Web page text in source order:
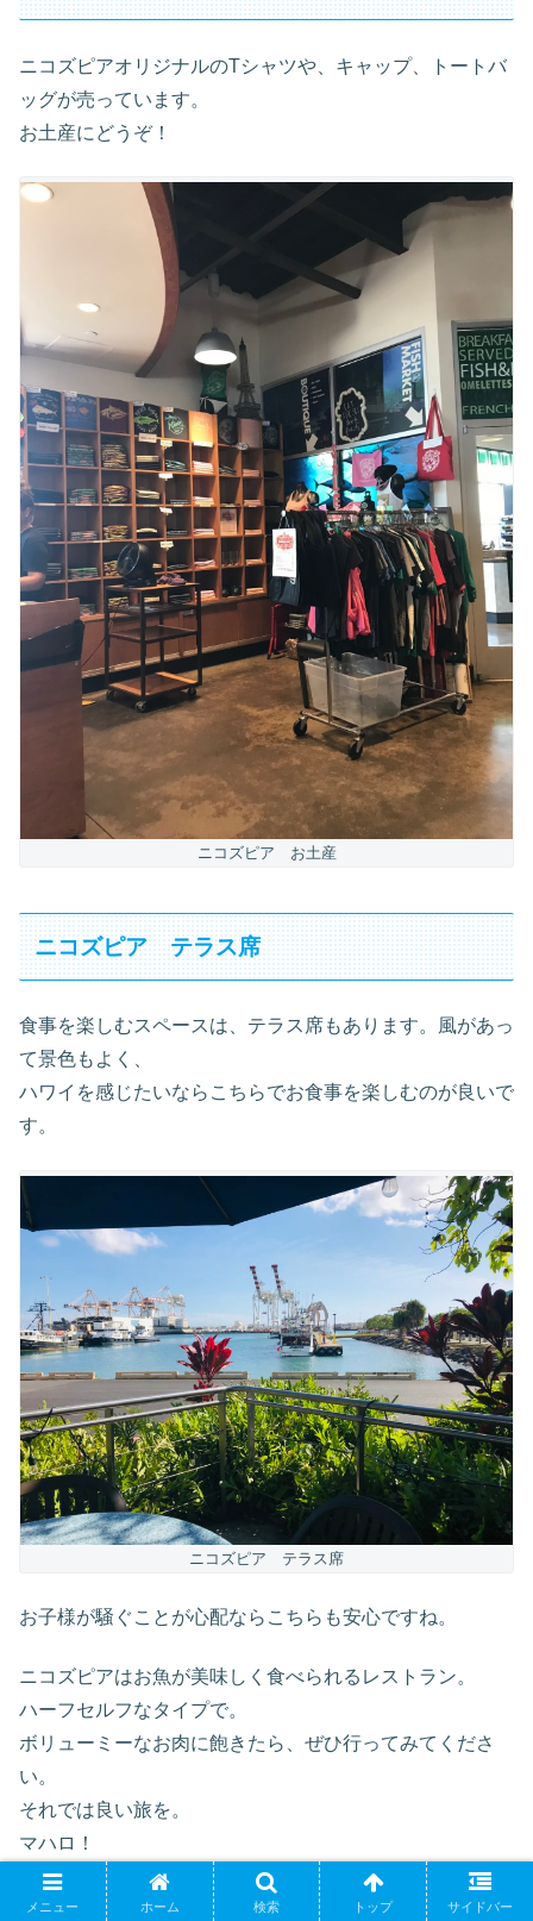
ニコズピアオリジナルのTシャツや、キャップ、トートバ
ッグが売っています。
お土産にどうぞ！
ニコズピア お土産
ニコズピア テラス席
食事を楽しむスペースは、テラス席もあります。風があっ
て景色もよく、
ハワイを感じたいならこちらでお食事を楽しむのが良いで
す。
ニコズピア テラス席
お子様が騒ぐことが心配ならこちらも安心ですね。
ニコズピアはお魚が美味しく食べられるレストラン。
ハーフセルフなタイプで。
ボリューミーなお肉に飽きたら、ぜひ行ってみてくださ
い。
それでは良い旅を。
マハロ！
メニュー ホーム 検索 トップ サイドバー